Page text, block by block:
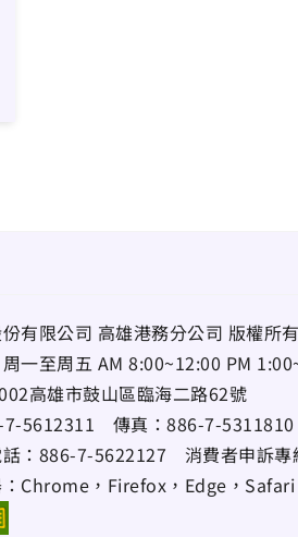
有限公司 高雄港務分公司 版權所有
一至周五 AM 8:00~12:00 PM
高雄市鼓山區臨海二路62號
5612311 傳真： 886-7-5311810
： 886-7-5622127 消費者申訴專
Chrome，Firefox，Edge，